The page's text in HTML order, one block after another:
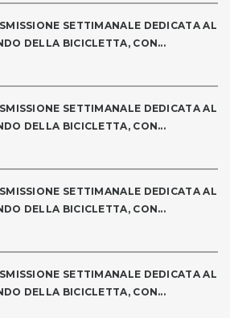
SETTIMANALE DEDICATA AL
DELLA BICICLETTA, CON...
SETTIMANALE DEDICATA AL
DELLA BICICLETTA, CON...
SETTIMANALE DEDICATA AL
DELLA BICICLETTA, CON...
SETTIMANALE DEDICATA AL
DELLA BICICLETTA, CON...